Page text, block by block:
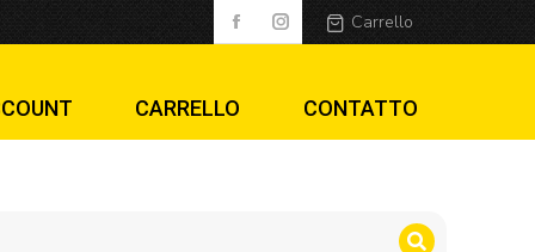
King Kong
Carrello
CARRELLO CONTATTO